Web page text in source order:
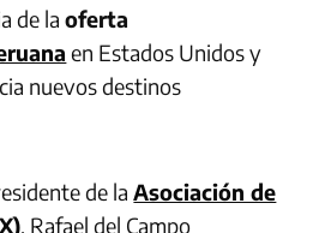
de laoferta
en Estados Unidos y
nuevos destinos
de laAsociación de
, Rafael del Campo